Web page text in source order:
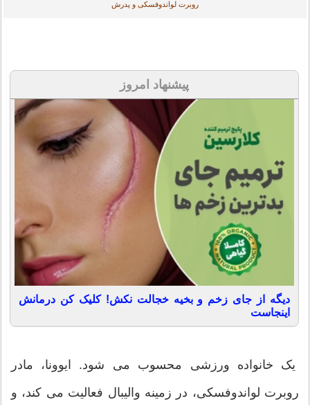
روبرت لواندوفسکی و پدرش
پیشنهاد امروز
دیگه از جای زخم و بخیه خجالت نکش! کلیک کن درمانش
اینجاست
یک خانواده ورزشی محسوب می شود. ایوونا، مادر
روبرت لواندوفسکی، در زمینه والیبال فعالیت می کند، و